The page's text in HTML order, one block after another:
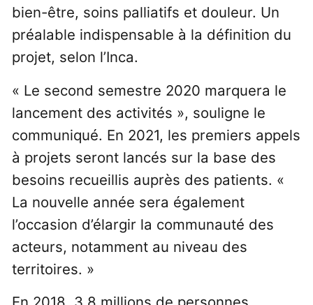
bien-être, soins palliatifs et douleur. Un
préalable indispensable à la définition du
projet, selon l’Inca.
« Le second semestre 2020 marquera le
lancement des activités », souligne le
communiqué. En 2021, les premiers appels
à projets seront lancés sur la base des
besoins recueillis auprès des patients. «
La nouvelle année sera également
l’occasion d’élargir la communauté des
acteurs, notamment au niveau des
territoires. »